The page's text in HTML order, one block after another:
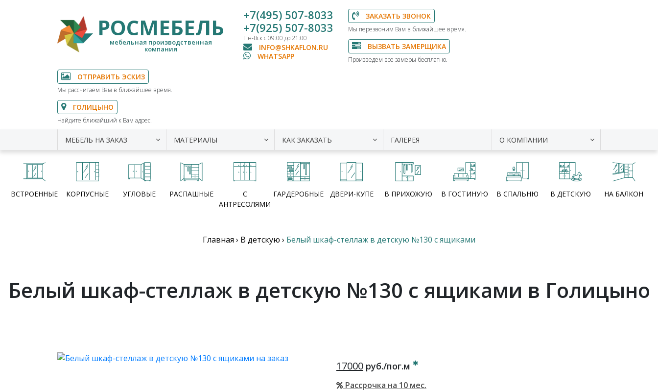
РОСМЕБЕЛЬ
мебельная производственная
компания
+7(495) 507-8033
+7(925) 507-8033
Пн-Вск с 09:00 до 21:00
INFO@SHKAFLON.RU
WHATSAPP
ЗАКАЗАТЬ ЗВОНОК
Мы перезвоним Вам в ближайшее время.
ВЫЗВАТЬ ЗАМЕРЩИКА
Произведем все замеры бесплатно.
ОТПРАВИТЬ ЭСКИЗ
Мы рассчитаем Вам в ближайшее время.
ГОЛИЦЫНО
Найдите ближайший к Вам адрес.
МЕБЕЛЬ НА ЗАКАЗ МАТЕРИАЛЫ КАК ЗАКАЗАТЬ ГАЛЕРЕЯ О КОМПАНИИ
ВСТРОЕННЫЕ КОРПУСНЫЕ УГЛОВЫЕ РАСПАШНЫЕ
С
АНТРЕСОЛЯМИ
ГАРДЕРОБНЫЕ ДВЕРИ-КУПЕ В ПРИХОЖУЮ В ГОСТИНУЮ В СПАЛЬНЮ В ДЕТСКУЮ НА БАЛКОН
Главная › В детскую › Белый шкаф-стеллаж в детскую №130 с ящиками
Белый шкаф-стеллаж в детскую №130 с ящиками в Голицыно
17000 руб./пог.м
Рассрочка на 10 мес.